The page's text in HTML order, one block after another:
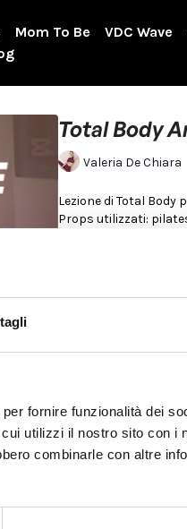
fornire funzionalità dei
utilizzi il nostro sito con i
combinarle con altre
Mom To Be VDC Wave
Total Body
Valeria De Chiara
Lezione di Total
Props utilizzati: